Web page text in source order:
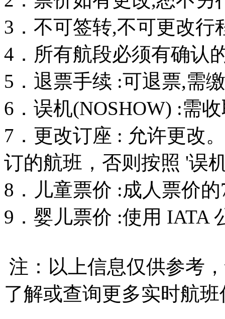
3．不可签转,不可更改行
4．所有航段必须有确认
5．退票手续 :可退票,需
6．误机(NOSHOW) :需
7．更改订座 : 允许更改
订的航班，否则按照 '误
8．儿童票价 :成人票价的
9．婴儿票价 :使用 IATA
注：以上信息仅供参考
了解或查询更多实时航